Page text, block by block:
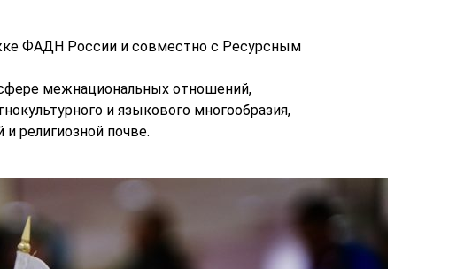
ФАДН России и совместно с Ресурсным
межнациональных отношений,
и языкового многообразия,
религиозной почве.